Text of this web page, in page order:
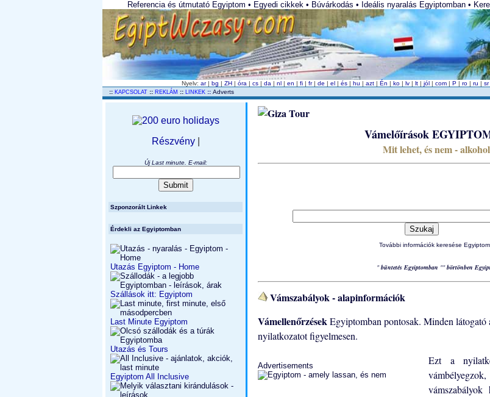
Referencia és útmutató Egyiptom • Egyedi cikkek • Búvárkodás • Ideális nyaralás Egyiptomban •
Nyelv: ar | bg | ZH | óra | cs | da | nl | en | fi | fr | de | el | és | hu | azt | Én | ko | lv | lt | jól | com | P | ro | ru | sr
:: KAPCSOLAT :: REKLÁM :: LINKEK :: Adverts
Részvény
Új Last minute. E-mail:
Szponzorált Linkek
Érdekli az Egyiptomban
Utazás Egyiptom - Home
Szállások itt: Egyiptom
Last Minute Egyiptom
Utazás és Tours
Egyiptom All Inclusive
Vámelőírások
Mit lehet, és nem -
További információk keresése
"büntetés Egyiptomban ""börtönben
Vámszabályok - alapinformációk
VámellenőrzésekEgyiptomban pontosak. Minden
nyilatkozatot figyelmesen.
Advertisements
Ezt a